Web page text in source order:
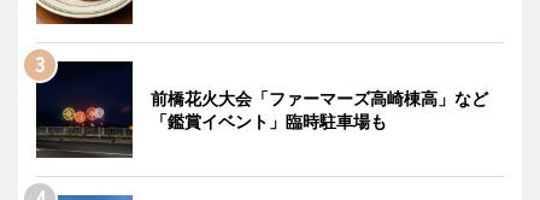
前橋花火大会「ファーマーズ高崎棟高」など
「鑑賞イベント」臨時駐車場も